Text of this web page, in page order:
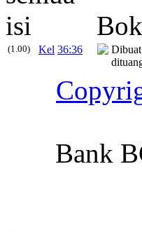
(1.00) Kel 36:36
Bank